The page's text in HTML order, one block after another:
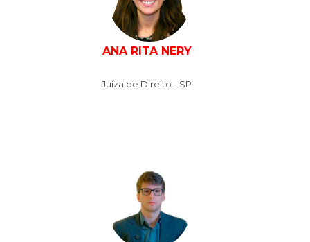
ANA RITA NERY
Juíza de Direito - SP